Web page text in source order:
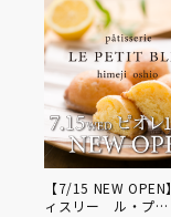
【7/15 NEW OPEN
ィスリー ル・プ…